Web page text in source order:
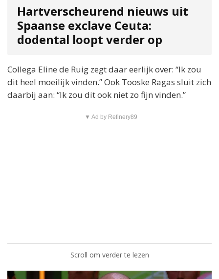
Hartverscheurend nieuws uit
Spaanse exclave Ceuta:
dodental loopt verder op
Collega Eline de Ruig zegt daar eerlijk over: “Ik zou
dit heel moeilijk vinden.” Ook Tooske Ragas sluit zich
daarbij aan: “Ik zou dit ook niet zo fijn vinden.”
▼ Ad by Refinery89
Scroll om verder te lezen